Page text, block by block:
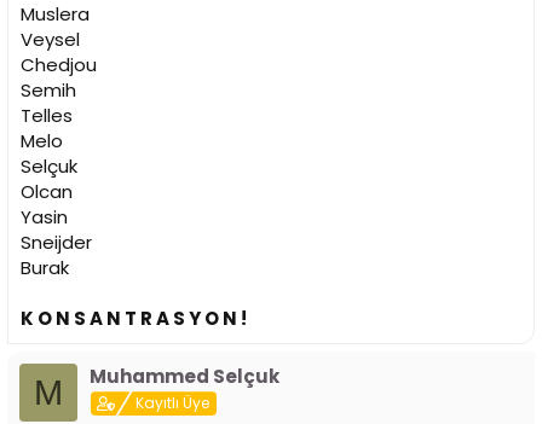
Muslera
Veysel
Chedjou
Semih
Telles
Melo
Selçuk
Olcan
Yasin
Sneijder
Burak
K O N S A N T R A S Y O N !
M Muhammed Selçuk
Kayıtlı Üye